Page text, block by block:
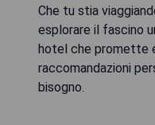
Che tu stia
esplorare il fascino
hotel che promette
raccomandazioni
bisogno.